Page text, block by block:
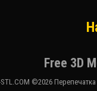
Free 3D
STL.COM ©2026